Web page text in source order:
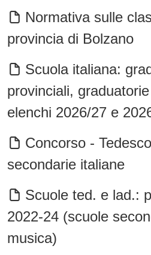
Normativa sulle
provincia di Bolzano
Scuola italiana:
provinciali,
elenchi 2026/27 e
Concorso -
secondarie italiane
Scuole ted. e lad.:
2022-24 (scuole
musica)